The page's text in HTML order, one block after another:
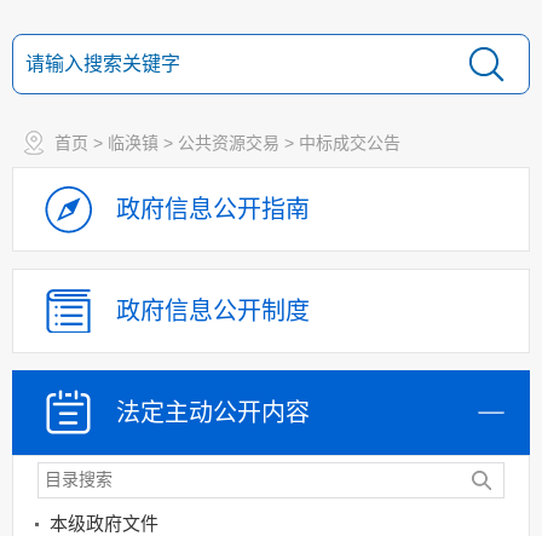
首页 > 临涣镇 > 公共资源交易 > 中标成交公告
政府信息公开指南
政府信息公开制度
法定主动公开内容
本级政府文件